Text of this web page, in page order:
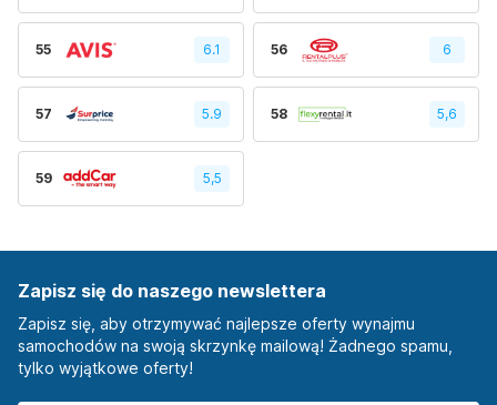
55 6.1 56 6
57 5.9 58 5,6
59 5,5
Zapisz się do naszego newslettera
Zapisz się, aby otrzymywać najlepsze oferty wynajmu
samochodów na swoją skrzynkę mailową! Żadnego spamu,
tylko wyjątkowe oferty!